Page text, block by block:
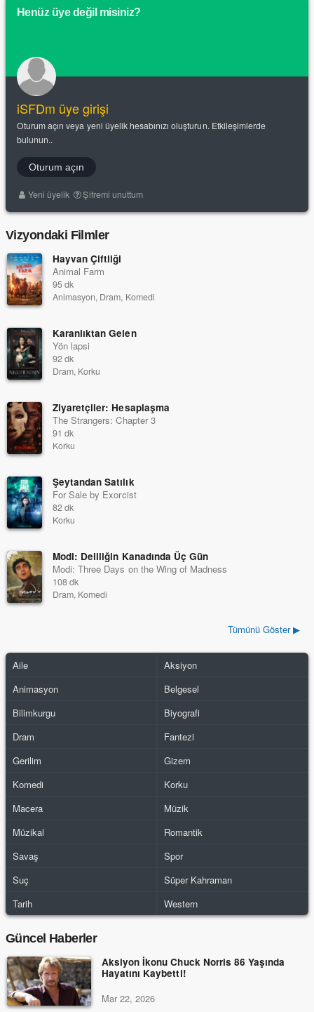
Henüz üye değil misiniz?
iSFDm üye girişi
Oturum açın veya yeni üyelik hesabınızı oluşturun. Etkileşimlerde
bulunun..
Oturum açın
Yeni üyelik Şifremi unuttum
Vizyondaki Filmler
Hayvan Çiftliği
Animal Farm
95 dk
Animasyon, Dram, Komedi
Karanlıktan Gelen
Yön lapsi
92 dk
Dram, Korku
Ziyaretçiler: Hesaplaşma
The Strangers: Chapter 3
91 dk
Korku
Şeytandan Satılık
For Sale by Exorcist
82 dk
Korku
Modi: Deliliğin Kanadında Üç Gün
Modi: Three Days on the Wing of Madness
108 dk
Dram, Komedi
Tümünü Göster ▶
Aile
Aksiyon
Animasyon
Belgesel
Bilimkurgu
Biyografi
Dram
Fantezi
Gerilim
Gizem
Komedi
Korku
Macera
Müzik
Müzikal
Romantik
Savaş
Spor
Suç
Süper Kahraman
Tarih
Western
Güncel Haberler
Aksiyon İkonu Chuck Norris 86 Yaşında
Hayatını Kaybetti!
Mar 22, 2026